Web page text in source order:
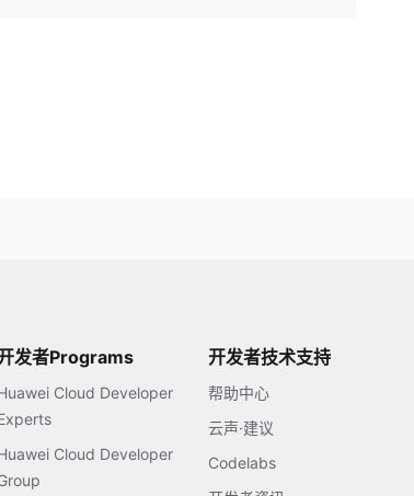
发者Programs
Cloud Developer
Cloud Developer
开发者技术支持
帮助中心
云声·建议
Codelabs